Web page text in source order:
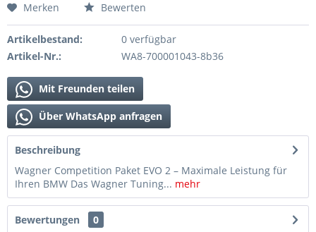
Merken Bewerten
Artikelbestand:
0 verfügbar
Artikel-Nr.:
WA8-700001043-8b36
Mit Freunden teilen
Über WhatsApp anfragen
Beschreibung
Wagner Competition Paket EVO 2 – Maximale Leistung für
Ihren BMW Das Wagner Tuning... mehr
Bewertungen
0